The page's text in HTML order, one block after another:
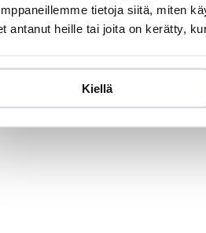
tietoja siitä, miten
antanut heille tai joita on kerätty,
Kiellä
vaihtoehto, jolla turvaat
kustannuksia vastaan.